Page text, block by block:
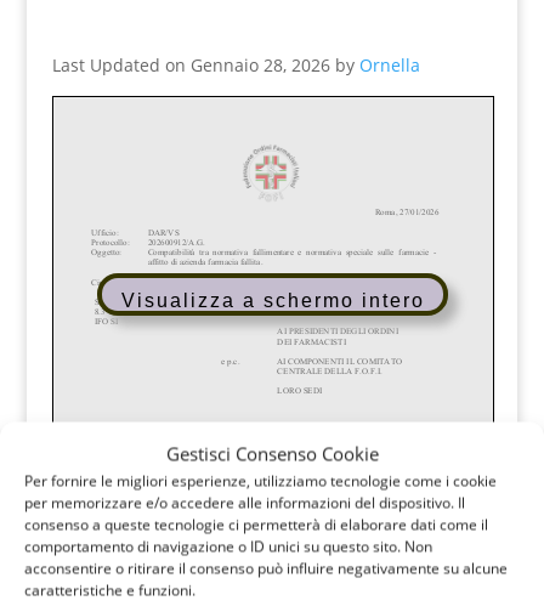
Gestisci Consenso Cookie
Per fornire le migliori esperienze, utilizziamo tecnologie come i cookie
per memorizzare e/o accedere alle informazioni del dispositivo. Il
consenso a queste tecnologie ci permetterà di elaborare dati come il
comportamento di navigazione o ID unici su questo sito. Non
acconsentire o ritirare il consenso può influire negativamente su alcune
caratteristiche e funzioni.
Last Updated on Gennaio 28, 2026 by Ornella
Visualizza a schermo intero